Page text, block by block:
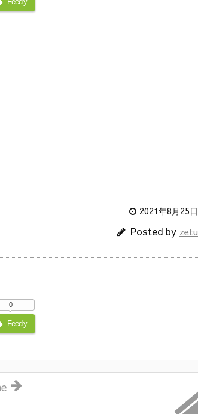
2021年8月25日
Posted by zetu
Feedly
0